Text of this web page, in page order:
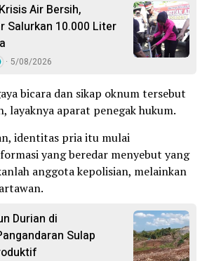
Air Bersih,
Salurkan 10.000 Liter
5/08/2026
bicara dan sikap oknum tersebut
layaknya aparat penegak hukum.
identitas pria itu mulai
yang beredar menyebut yang
anggota kepolisian, melainkan
Durian di
Sulap